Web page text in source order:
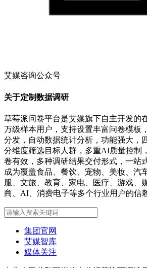
艾媒咨询公众号
关于定制数据调研
草莓派问卷平台是艾媒旗下自主开发的
万级样本用户，支持设置丰富问卷模板
分发，自动数据统计分析，功能强大，
分维度筛选目标人群，多重AI质量控制
卷有效，多种调研结果交付形式，一站
成为覆盖食品、餐饮、宠物、美妆、汽
服、文旅、教育、家电、医疗、游戏、
商、AI、消费电子等多个行业用户的信
集团官网
艾媒智库
媒体关注